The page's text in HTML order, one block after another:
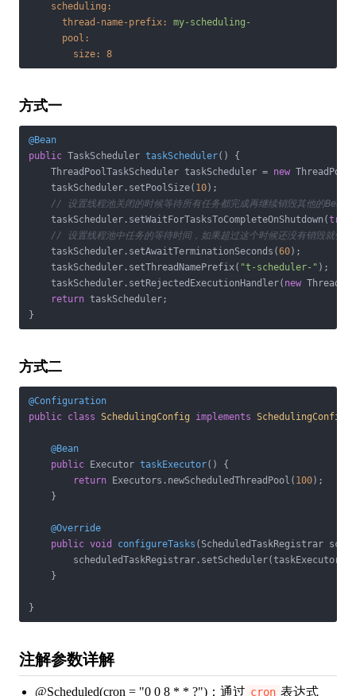
scheduling:
thread-name-prefix:
my-scheduling-
pool:
size:
8
方式一
@Bean
public TaskScheduler taskScheduler()
{
    ThreadPoolTaskScheduler taskScheduler =
new
    taskScheduler.setPoolSize(
10);
// 设置线程池关闭的时候等待所有任务都完成再继续销毁其他的Bean
    taskScheduler.setWaitForTasksToCompleteOnShutdown(
true
// 设置线程池中任务的等待时间，如果超过这个时候还没有销毁就强
    taskScheduler.setAwaitTerminationSeconds(
60);
    taskScheduler.setThreadNamePrefix(
"t-scheduler-" );
    taskScheduler.setRejectedExecutionHandler(
new
return taskScheduler;
}
方式二
@Configuration
public class SchedulingConfig implements
@Bean
public Executor taskExecutor()
{
return Executors.newScheduledThreadPool( 100);
    }
@Override
public void configureTasks (ScheduledTaskRegistrar
    }
}
注解参数详解
@Scheduled(cron = "0 0 8 * * ?")：通过 cron 表达式